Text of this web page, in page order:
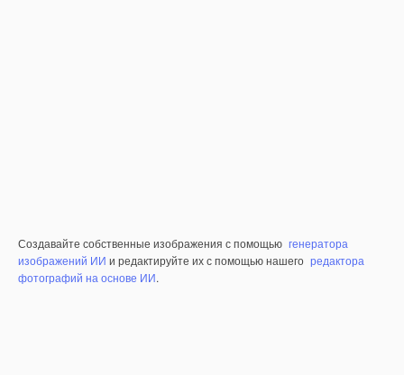
Создавайте собственные изображения с помощью генератора
изображений ИИ и редактируйте их с помощью нашего редактора
фотографий на основе ИИ.